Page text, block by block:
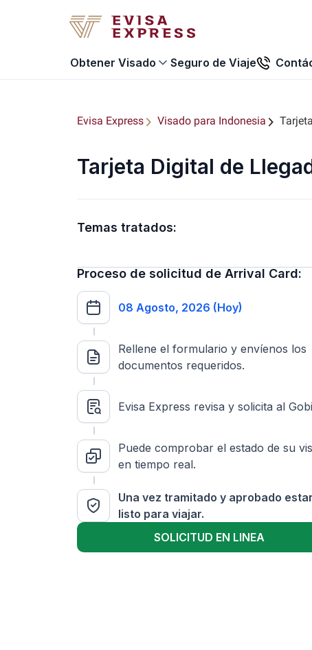
Obtener Visado Seguro de Viaje
Evisa Express Visado para Indonesia
Tarjeta Digital de
Temas tratados:
Proceso de solicitud de Arrival Card:
08 Agosto, 2026 (Hoy)
Rellene el formulario y envíenos los
documentos requeridos.
Evisa Express revisa y solicita al
Puede comprobar el estado de su
en tiempo real.
Una vez tramitado y aprobado
listo para viajar.
SOLICITUD EN LINEA